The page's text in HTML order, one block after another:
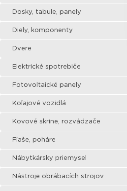
Dosky, tabule, panely
Diely, komponenty
Dvere
Elektrické spotrebiče
Fotovoltaické panely
Koľajové vozidlá
Kovové skrine, rozvádzače
Fľaše, poháre
Nábytkársky priemysel
Nástroje obrábacích strojov